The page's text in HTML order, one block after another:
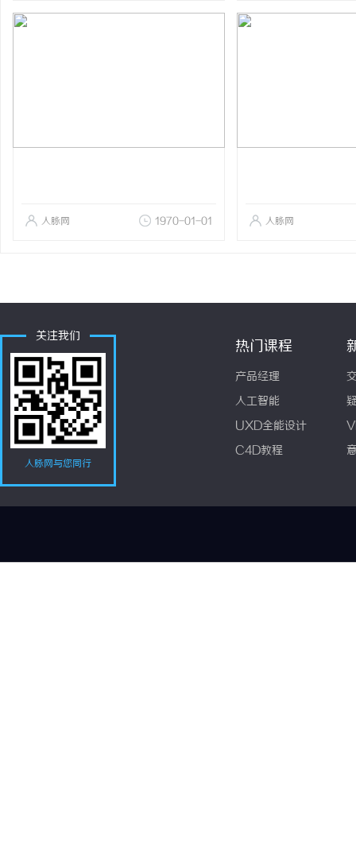
人脉网 1970-01-01 人脉网
关注我们
人脉网与您同行
热门课程
产品经理
人工智能
UXD全能设计
C4D教程